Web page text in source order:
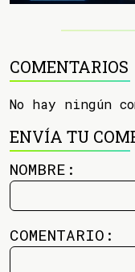
COMENTARIOS
No hay ningún
ENVÍA TU
NOMBRE:
COMENTARIO: